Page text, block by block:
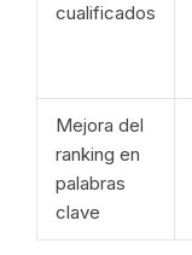
cualificados
Mejora del
ranking en
palabras
clave